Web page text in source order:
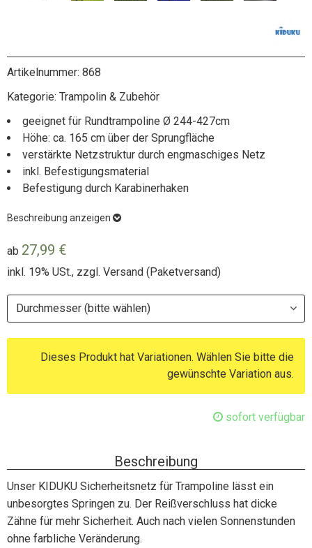
Artikelnummer: 868
Kategorie: Trampolin & Zubehör
geeignet für Rundtrampoline Ø 244-427cm
Höhe: ca. 165 cm über der Sprungfläche
verstärkte Netzstruktur durch engmaschiges Netz
inkl. Befestigungsmaterial
Befestigung durch Karabinerhaken
Beschreibung anzeigen
ab 27,99 €
inkl. 19% USt., zzgl. Versand (Paketversand)
Durchmesser (bitte wählen)
Dieses Produkt hat Variationen. Wählen Sie bitte die
gewünschte Variation aus.
sofort verfügbar
Beschreibung
Unser KIDUKU Sicherheitsnetz für Trampoline lässt ein
unbesorgtes Springen zu. Der Reißverschluss hat dicke
Zähne für mehr Sicherheit. Auch nach vielen Sonnenstunden
ohne farbliche Veränderung.